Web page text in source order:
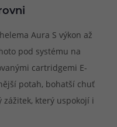
Aura S výkon až
pod systému na
cartridgemi E-
potah, bohatší chuť
zážitek, který uspokojí i